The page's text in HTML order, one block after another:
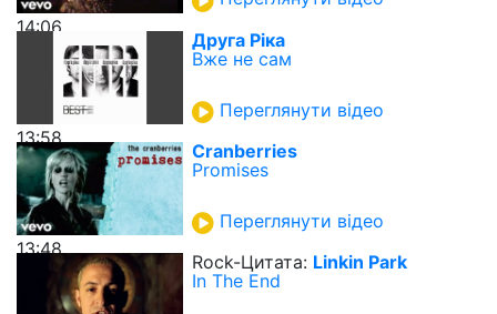
14:06
13:58
Друга Ріка
Вже не сам
Переглянути відео
13:48
Cranberries
Promises
Переглянути відео
Rock-Цитата: Linkin Park
In The End